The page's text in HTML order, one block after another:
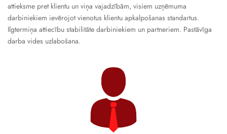
attieksme pret klientu un viņa vajadzībām, visiem uzņēmuma
darbiniekiem ievērojot vienotus klientu apkalpošanas standartus.
Ilgtermiņa attiecību stabilitāte darbiniekiem un partneriem. Pastāvīga
darba vides uzlabošana.